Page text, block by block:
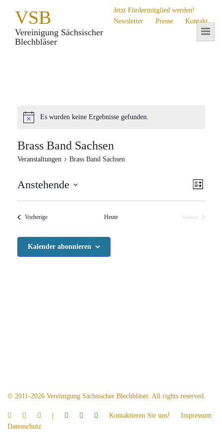
VSB
Vereinigung Sächsischer
Blechbläser
Jetzt Fördermitglied werden!
Newsletter
Presse Kontakt
Es wurden keine Ergebnisse gefunden.
Brass Band Sachsen
Veranstaltungen Brass Band Sachsen
Liste
Anstehende
VorherigeVeranstaltungen Heute
Nächste
Kalender abonnieren
© 2011-2026 Vereinigung Sächsischer Blechbläser. All rights reserved.
Kontaktieren Sie uns!
Impressum
Datenschutz